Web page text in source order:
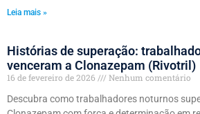
Leia mais »
Histórias de superação:
venceram a Clonazepam (Rivotril)
16 de fevereiro de 2026
Nenhum comentário
Descubra como trabalhadores noturnos